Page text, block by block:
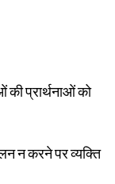
की प्रार्थनाओं को
न करने पर व्यक्ति